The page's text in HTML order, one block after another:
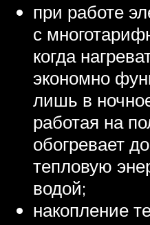
при работе
с
когда
экономно
лишь в
работая на
обогревает
тепловую
водой;
накопление